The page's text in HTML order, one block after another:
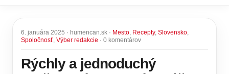
6. januára 2025 · humencan.sk · Mesto, Recepty, Slovensko,
Spoločnosť, Výber redakcie · 0 komentárov
Rýchly a jednoduchý